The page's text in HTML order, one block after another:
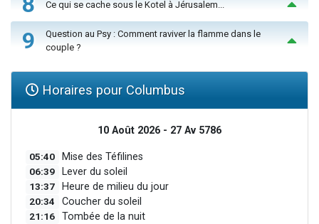
Ce qui se cache sous le Kotel à Jérusalem...
9
Question au Psy : Comment raviver la flamme dans le
couple ?
Horaires pour Columbus
10 Août 2026 - 27 Av 5786
05:40 Mise des Téfilines
06:39 Lever du soleil
13:37 Heure de milieu du jour
20:34 Coucher du soleil
21:16 Tombée de la nuit